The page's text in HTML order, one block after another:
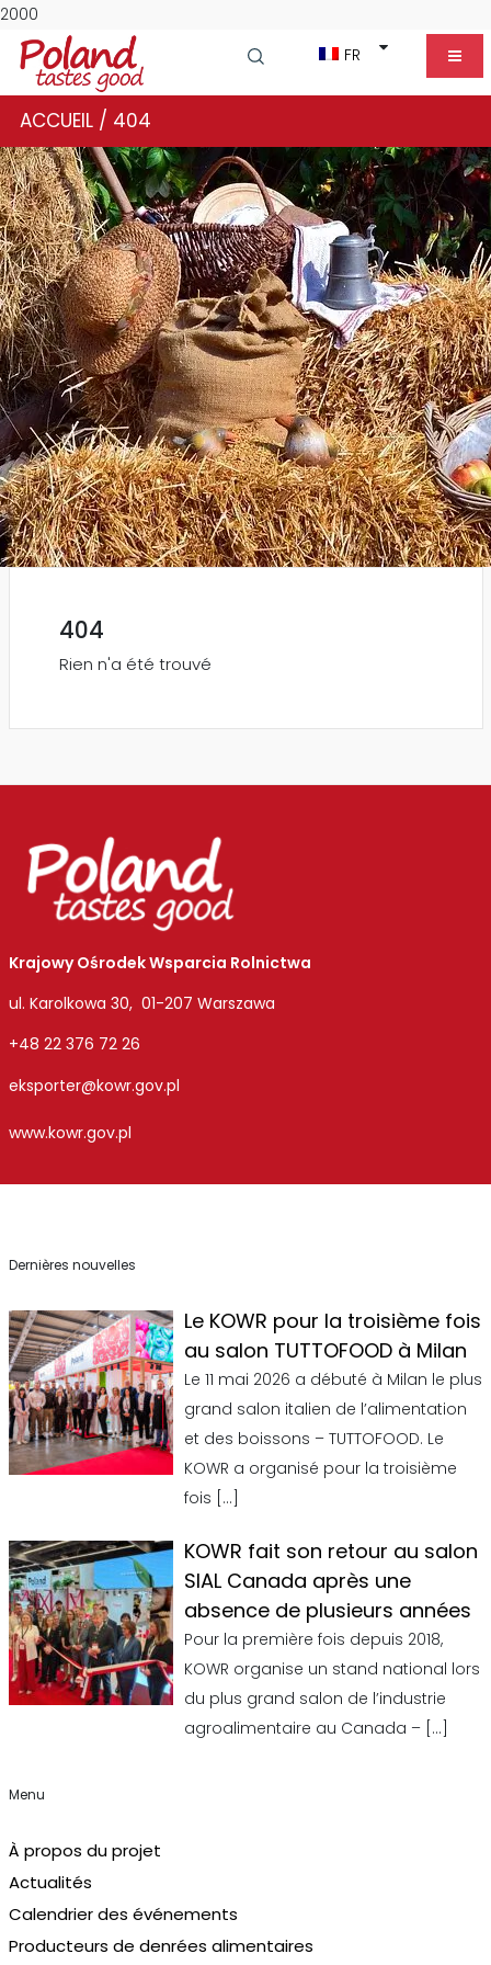
2000
FR
ACCUEIL/ 404
404
Rien n'a été trouvé
Krajowy Ośrodek Wsparcia Rolnictwa
ul. Karolkowa 30, 01-207 Warszawa
+48 22 376 72 26
eksporter@kowr.gov.pl
www.kowr.gov.pl
Dernières nouvelles
Le KOWR pour la troisième fois
au salon TUTTOFOOD à Milan
Le 11 mai 2026 a débuté à Milan le plus
grand salon italien de l’alimentation
et des boissons – TUTTOFOOD. Le
KOWR a organisé pour la troisième
fois […]
KOWR fait son retour au salon
SIAL Canada après une
absence de plusieurs années
Pour la première fois depuis 2018,
KOWR organise un stand national lors
du plus grand salon de l’industrie
agroalimentaire au Canada – […]
Menu
À propos du projet
Actualités
Calendrier des événements
Producteurs de denrées alimentaires